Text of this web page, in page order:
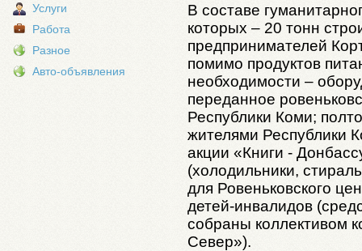
Услуги
Работа
Разное
Авто-объявления
В составе
которых – 20 тонн
предпринимателей
помимо продуктов
необходимости –
переданное
Республики Коми;
жителями Республики
акции «Книги -
(холодильники,
для Ровеньковского
детей-инвалидов
собраны коллективом
Север»).